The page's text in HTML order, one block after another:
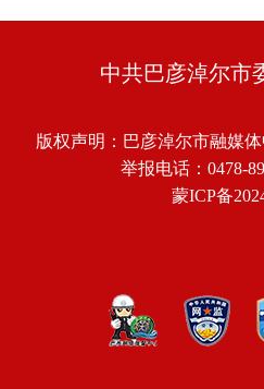
中共巴彦淖尔市
版权声明：巴彦淖尔市融媒
举报电话：0478-
蒙ICP备